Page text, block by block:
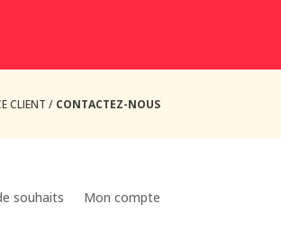
CLIENT / CONTACTEZ-NOUS
souhaits Mon compte